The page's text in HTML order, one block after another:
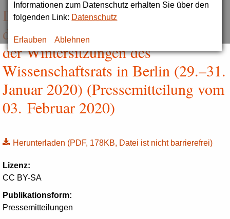
Informationen zum Datenschutz erhalten Sie über den
folgenden Link: Datenschutz
Erlauben Ablehnen
Dorothea Wagner neue Vorsitzende
des Wissenschaftsrats | Ergebnisse
der Wintersitzungen des
Wissenschaftsrats in Berlin (29.–31.
Januar 2020) (Pressemitteilung vom
03. Februar 2020)
Herunterladen (PDF, 178KB, Datei ist nicht barrierefrei)
Lizenz:
CC BY-SA
Publikationsform:
Pressemitteilungen